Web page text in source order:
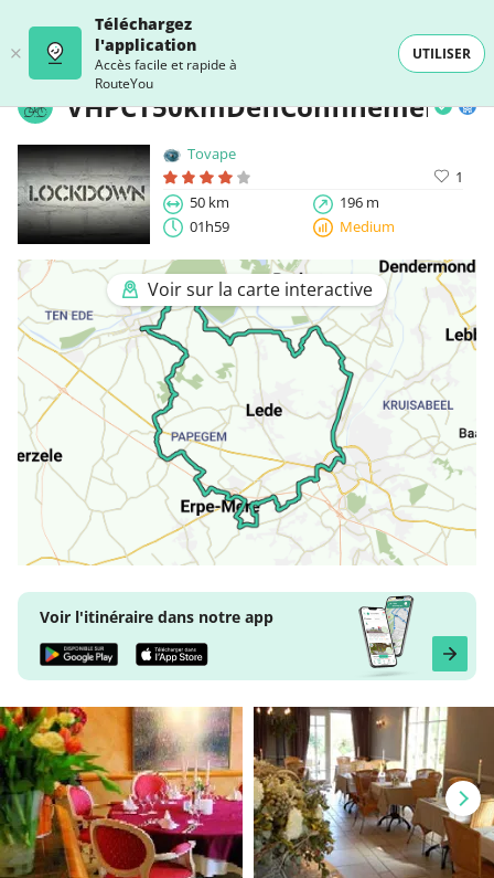
Téléchargez
l'application
Accès facile et rapide à
RouteYou
UTILISER
VHPCT50kmDéfiConfinement
Tovape
1
50 km
196 m
01h59
Medium
Voir sur la carte interactive
Voir l'itinéraire dans notre app